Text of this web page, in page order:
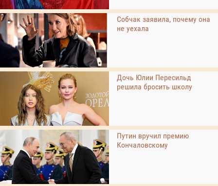
Собчак заявила, почему она
не уехала
Дочь Юлии Пересильд
решила бросить школу
Путин вручил премию
Кончаловскому